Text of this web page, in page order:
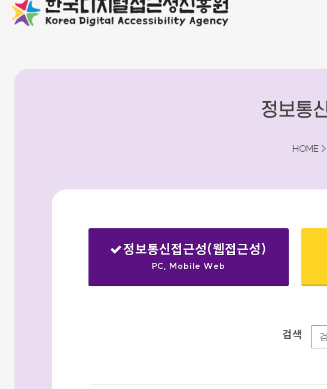
정보통
HOME
정보통신접근성(웹접근성)
PC, Mobile Web
검색